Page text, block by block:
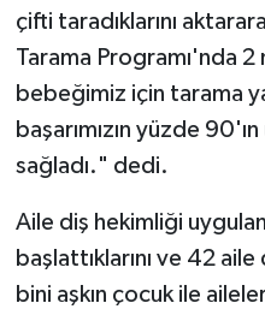
çifti taradıklarını
Tarama Programı'nda
bebeğimiz için tarama
başarımızın yüzde 90'ın
sağladı." dedi.
Aile diş hekimliği
başlattıklarını ve 42
bini aşkın çocuk ile